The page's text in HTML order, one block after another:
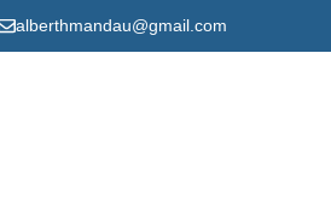
alberthmandau@gmail.com